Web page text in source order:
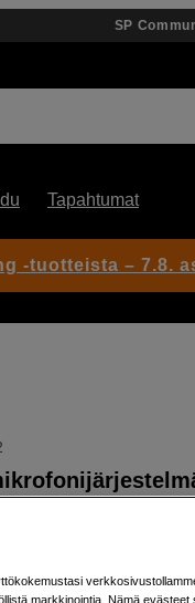
SP
Tapahtumat
Hiding Kit
-tuotteista – 7.8.
markkinointia. Nämä evästeet